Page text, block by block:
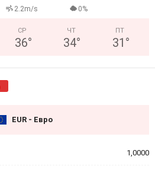
2.2m/s 0%
СР
36°
ЧТ
34°
ПТ
31 °
EUR - Евро
1,0000